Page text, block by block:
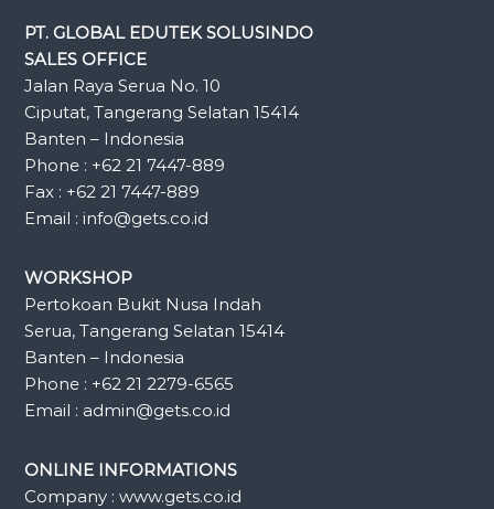
PT. GLOBAL EDUTEK SOLUSINDO
SALES OFFICE
Jalan Raya Serua No. 10
Ciputat, Tangerang Selatan 15414
Banten – Indonesia
Phone : +62 21 7447-889
Fax : +62 21 7447-889
Email : info@gets.co.id
WORKSHOP
Pertokoan Bukit Nusa Indah
Serua, Tangerang Selatan 15414
Banten – Indonesia
Phone : +62 21 2279-6565
Email : admin@gets.co.id
ONLINE INFORMATIONS
Company : www.gets.co.id